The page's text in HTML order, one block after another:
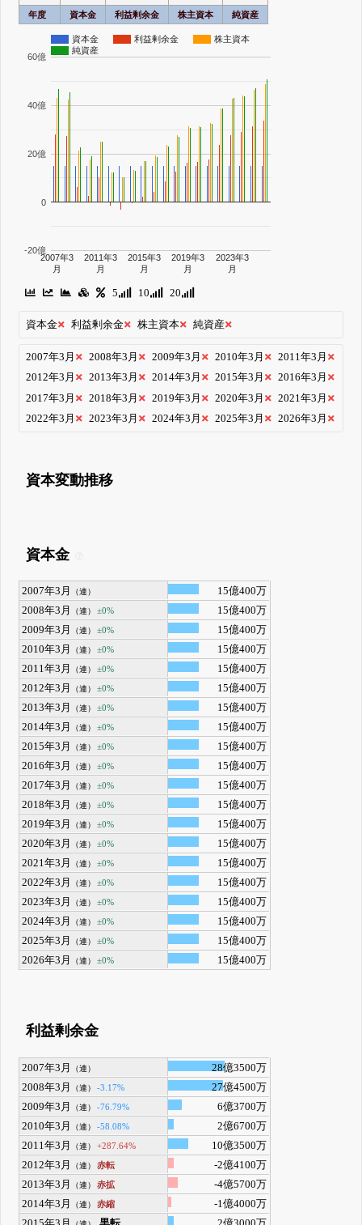
年度 資本金 利益剰余金 株主資本 純資産
資本金 利益剰余金
株主資本
純資産
2007年3
月
2011年3
月
2015年3
月
2019年3
月
2023年3
月
-20億
0
20億
40億
60億
5 10 20
資本金 利益剰余金 株主資本 純資産
2007年3月 2008年3月 2009年3月 2010年3月
2011年3月
2012年3月
2013年3月 2014年3月 2015年3月
2016年3月
2017年3月
2018年3月 2019年3月 2020年3月
2021年3月
2022年3月
2023年3月 2024年3月 2025年3月 2026年3月
資本変動推移
資本金
2007年3月 （連）
15億400万
2008年3月
（連） ±0%
15億400万
2009年3月
（連） ±0%
15億400万
2010年3月
（連） ±0%
15億400万
2011年3月
（連） ±0%
15億400万
2012年3月
（連） ±0%
15億400万
2013年3月
（連） ±0%
15億400万
2014年3月
（連） ±0%
15億400万
2015年3月
（連） ±0%
15億400万
2016年3月
（連） ±0%
15億400万
2017年3月
（連） ±0%
15億400万
2018年3月
（連） ±0%
15億400万
2019年3月
（連） ±0%
15億400万
2020年3月
（連） ±0%
15億400万
2021年3月
（連） ±0%
15億400万
2022年3月
（連） ±0%
15億400万
2023年3月
（連） ±0%
15億400万
2024年3月
（連） ±0%
15億400万
2025年3月
（連） ±0%
15億400万
2026年3月
（連） ±0% 15億400万
利益剰余金
2007年3月 （連）
28億3500万
2008年3月
（連） -3.17%
27億4500万
2009年3月
（連） -76.79%
6億3700万
2010年3月
（連） -58.08%
2億6700万
2011年3月
（連） +287.64%
10億3500万
2012年3月
（連） 赤転
-2億4100万
2013年3月
（連） 赤拡
-4億5700万
2014年3月
（連） 赤縮
-1億4000万